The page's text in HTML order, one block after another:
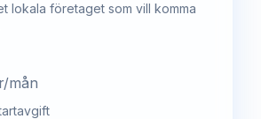
lokala företaget som vill komma
mån